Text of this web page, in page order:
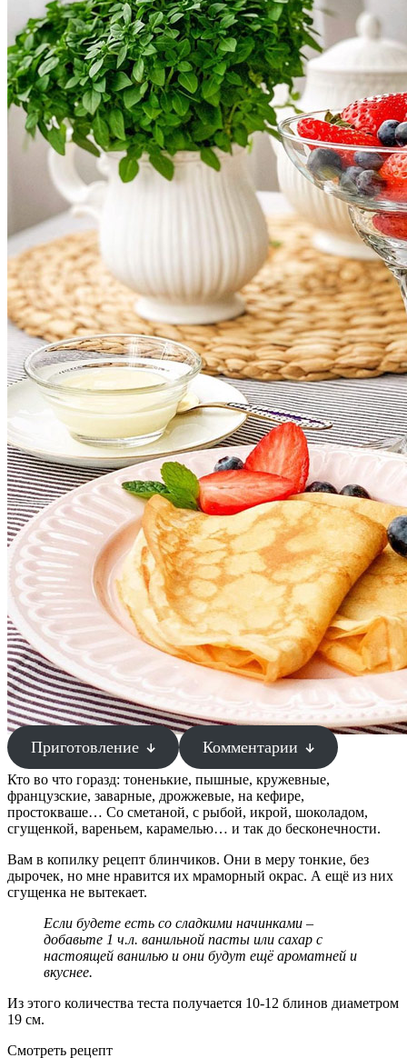
Приготовление Комментарии
Кто во что горазд: тоненькие, пышные, кружевные,
французские, заварные, дрожжевые, на кефире,
простокваше… Со сметаной, с рыбой, икрой, шоколадом,
сгущенкой, вареньем, карамелью… и так до бесконечности.
Вам в копилку рецепт блинчиков. Они в меру тонкие, без
дырочек, но мне нравится их мраморный окрас. А ещё из них
сгущенка не вытекает.
Если будете есть со сладкими начинками –
добавьте 1 ч.л. ванильной пасты или сахар с
настоящей ванилью и они будут ещё ароматней и
вкуснее.
Из этого количества теста получается 10-12 блинов диаметром
19 см.
Смотреть рецепт